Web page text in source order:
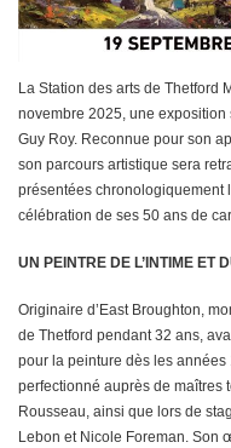
La Station des arts de Thetford
novembre 2025, une exposition
Guy Roy. Reconnue pour son
son parcours artistique sera
présentées chronologiquement
célébration de ses 50 ans de
UN PEINTRE DE L’INTIME ET
Originaire d’East Broughton,
de Thetford pendant 32 ans,
pour la peinture dès les années
perfectionné auprès de maîtres
Rousseau, ainsi que lors de
Lebon et Nicole Foreman. Son